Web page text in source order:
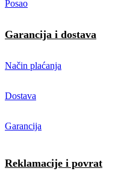
Posao
Garancija i dostava
Način plaćanja
Dostava
Garancija
Reklamacije i povrat